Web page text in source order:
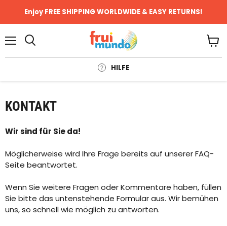
Enjoy FREE SHIPPING WORLDWIDE & EASY RETURNS!
HILFE
KONTAKT
Wir sind für Sie da!
Möglicherweise wird Ihre Frage bereits auf unserer FAQ-
Seite beantwortet.
Wenn Sie weitere Fragen oder Kommentare haben, füllen
Sie bitte das untenstehende Formular aus. Wir bemühen
uns, so schnell wie möglich zu antworten.